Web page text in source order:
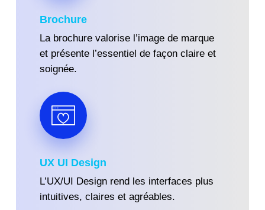
Brochure
La brochure valorise l’image de marque
et présente l’essentiel de façon claire et
soignée.
UX UI Design
L’UX/UI Design rend les interfaces plus
intuitives, claires et agréables.